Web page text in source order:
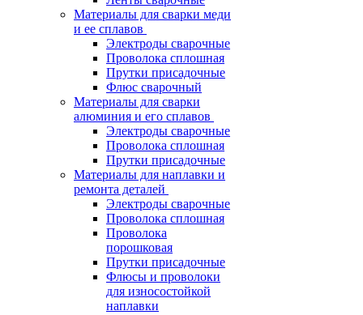
Материалы для сварки меди
и ее сплавов
Электроды сварочные
Проволока сплошная
Прутки присадочные
Флюс сварочный
Материалы для сварки
алюминия и его сплавов
Электроды сварочные
Проволока сплошная
Прутки присадочные
Материалы для наплавки и
ремонта деталей
Электроды сварочные
Проволока сплошная
Проволока
порошковая
Прутки присадочные
Флюсы и проволоки
для износостойкой
наплавки